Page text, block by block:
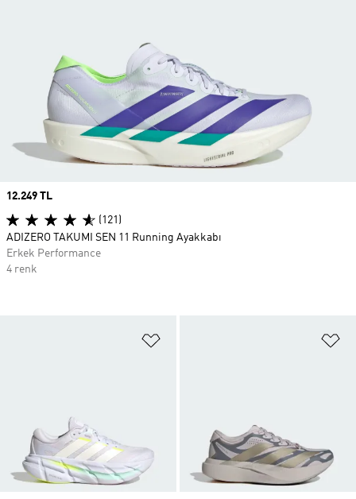
Price
12.249 TL
(121)
ADIZERO TAKUMI SEN 11 Running Ayakkabı
Erkek Performance
4 renk